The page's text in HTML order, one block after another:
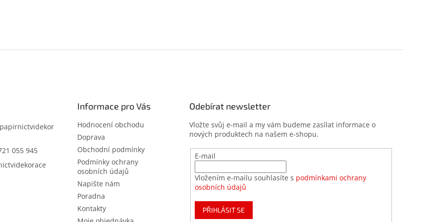
papirnictvidekor
055 945
Informace pro Vás
Hodnocení obchodu
Doprava
Obchodní podmínky
Podmínky ochrany
osobních údajů
Napište nám
Poradna
Kontakty
Odebírat newsletter
Vložte svůj e-mail a my vám budeme zasílat informace o
nových produktech na našem e-shopu.
E-mail
Vložením e-mailu souhlasíte s podmínkami ochrany
osobních údajů
PŘIHLÁSIT SE